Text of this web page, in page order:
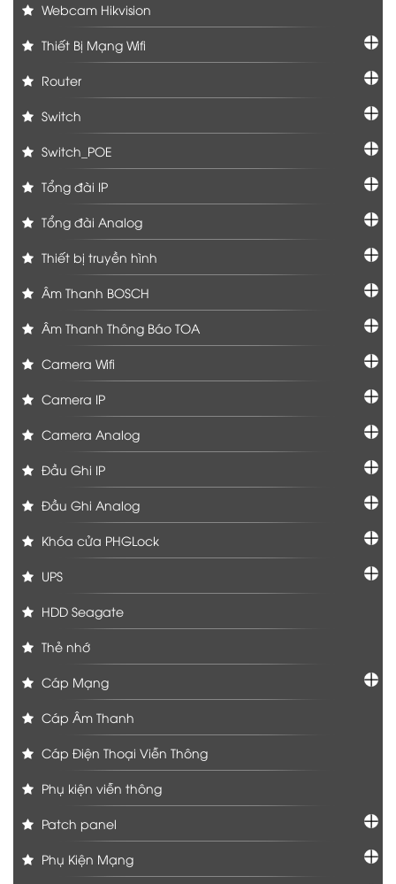
Webcam Hikvision
Thiết Bị Mạng Wifi
Router
Switch
Switch_POE
Tổng đài IP
Tổng đài Analog
Thiết bị truyền hình
Âm Thanh BOSCH
Âm Thanh Thông Báo TOA
Camera Wifi
Camera IP
Camera Analog
Đầu Ghi IP
Đầu Ghi Analog
Khóa cửa PHGLock
UPS
HDD Seagate
Thẻ nhớ
Cáp Mạng
Cáp Âm Thanh
Cáp Điện Thoại Viễn Thông
Phụ kiện viễn thông
Patch panel
Phụ Kiện Mạng